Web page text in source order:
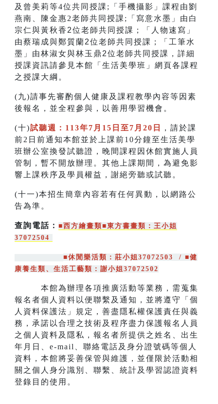
及曾美莉等4位共同授課;「手機攝影」課程由劉
燕南、陳金惠2老師共同授課;
「寫意水墨」由白
宗仁與黃秋香2位老師共同授課；「人物速寫」
由蔡瑞成與鄭質蘭2位老師共同授課；「工筆水
墨」由林淑女與林玉鼎2位老師共同授課， 詳細
授課資訊請參見本館「生活美學班」網頁各課程
之授課大綱。
(九)請事先審酌個人健康及課程教學內容等因素
後報名，並全程參與，以善用學習機會。
(十)試聽週：113年7月15日至7月20日
，請於課
前2日前通知本館並於上課前10分鐘至生活美學
班辦公室換發試聽證，晚間課程因休館實施人員
管制，暫不開放辦理。其他上課期間，為避免影
響上課秩序及學員權益，謝絕旁聽或試聽。
(十一)本招生簡章內容若有任何異動，以網路公
告為準。
查詢電話： ■西方繪畫類■東方書畫類 ：王小姐
37072504
■休閒樂活類：莊小姐37072503 / ■健
康養生類、生活工藝類：謝小姐37072502
本館為辦理各項推廣活動等業務，需蒐集
報名者個人資料以便聯繫及通知，並將遵守「個
人資料保護法」規定，善盡隱私權保護責任與義
務，承諾以合理之技術及程序盡力保護報名人員
之個人資料及隱私，報名者所提供之姓名、出生
年月日、e-mail、聯絡電話及身分證號碼等個人
資料，本館將妥善保管與維護，並僅限於活動相
關之個人身分識別、聯繫、統計及學習認證資料
登錄目的使用。